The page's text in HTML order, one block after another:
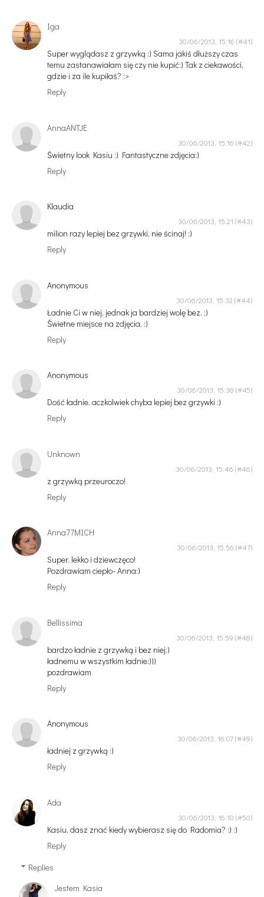
Iga
30/06/2013, 15:16
Super wyglądasz z grzywką :) Sama jakiś dłuższy czas
temu zastanawiałam się czy nie kupić:) Tak z ciekawości,
gdzie i za ile kupiłaś? :>
Reply
AnnaANTJE
30/06/2013, 15:16
Świetny look Kasiu :) Fantastyczne zdjęcia:)
Reply
Klaudia
30/06/2013, 15:21
milion razy lepiej bez grzywki, nie ścinaj! :)
Reply
Anonymous
30/06/2013, 15:32
Ładnie Ci w niej, jednak ja bardziej wolę bez. ;)
Świetne miejsce na zdjęcia. :)
Reply
Anonymous
30/06/2013, 15:38
Dość ładnie, aczkolwiek chyba lepiej bez grzywki :)
Reply
Unknown
30/06/2013, 15:46
z grzywką przeuroczo!
Reply
Anna77MICH
30/06/2013, 15:56
Super. lekko i dziewczęco!
Pozdrawiam ciepło- Anna:)
Reply
Bellissima
30/06/2013, 15:59
bardzo ładnie z grzywką i bez niej:)
ładnemu w wszystkim ładnie:)))
pozdrawiam
Reply
Anonymous
30/06/2013, 16:07
ładniej z grzywką :)
Reply
Ada
30/06/2013, 16:10
Kasiu, dasz znać kiedy wybierasz się do Radomia? :) :)
Reply
Replies
Jestem Kasia